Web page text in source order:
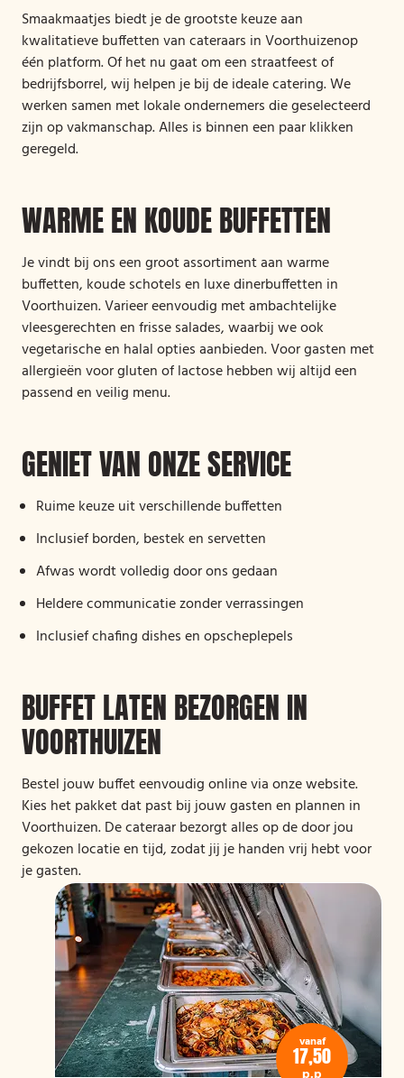
Smaakmaatjes biedt je de grootste keuze aan
kwalitatieve buffetten van cateraars in Voorthuizenop
één platform. Of het nu gaat om een straatfeest of
bedrijfsborrel, wij helpen je bij de ideale catering. We
werken samen met lokale ondernemers die geselecteerd
zijn op vakmanschap. Alles is binnen een paar klikken
geregeld.
WARME EN KOUDE BUFFETTEN
Je vindt bij ons een groot assortiment aan warme
buffetten, koude schotels en luxe dinerbuffetten in
Voorthuizen. Varieer eenvoudig met ambachtelijke
vleesgerechten en frisse salades, waarbij we ook
vegetarische en halal opties aanbieden. Voor gasten met
allergieën voor gluten of lactose hebben wij altijd een
passend en veilig menu.
GENIET VAN ONZE SERVICE
Ruime keuze uit verschillende buffetten
Inclusief borden, bestek en servetten
Afwas wordt volledig door ons gedaan
Heldere communicatie zonder verrassingen
Inclusief chafing dishes en opscheplepels
BUFFET LATEN BEZORGEN IN
VOORTHUIZEN
Bestel jouw buffet eenvoudig online via onze website.
Kies het pakket dat past bij jouw gasten en plannen in
Voorthuizen. De cateraar bezorgt alles op de door jou
gekozen locatie en tijd, zodat jij je handen vrij hebt voor
je gasten.
vanaf
17,50